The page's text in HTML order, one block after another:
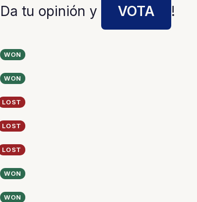
tu opinión y VOTA !
WON
WON
LOST
LOST
LOST
WON
WON